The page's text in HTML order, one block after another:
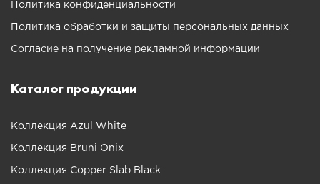
Политика конфиденциальности
Политика обработки и защиты персональных данных
Согласие на получение рекламной информации
Каталог продукции
Коллекция Azul White
Коллекция Bruni Onix
Коллекция Copper Slab Black